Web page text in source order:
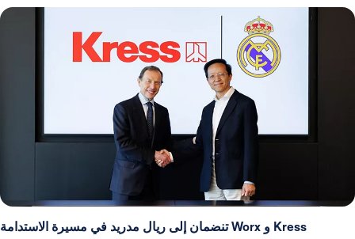
Kress و Worx تنضمان إلى ريال مدريد في مسيرة الاستدامة